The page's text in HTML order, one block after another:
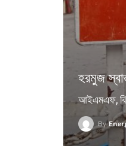
হরমুজ
আইএমএফ,
By